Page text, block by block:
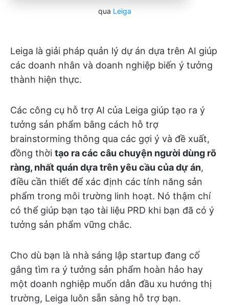
qua Leiga
Leiga là giải pháp quản lý dự án dựa trên AI giúp
các doanh nhân và doanh nghiệp biến ý tưởng
thành hiện thực.
Các công cụ hỗ trợ AI của Leiga giúp tạo ra ý
tưởng sản phẩm bằng cách hỗ trợ
brainstorming thông qua các gợi ý và đề xuất,
đồng thời tạo ra các câu chuyện người dùng rõ
ràng, nhất quán dựa trên yêu cầu của dự án,
điều cần thiết để xác định các tính năng sản
phẩm trong môi trường linh hoạt. Nó thậm chí
có thể giúp bạn tạo tài liệu PRD khi bạn đã có ý
tưởng sản phẩm vững chắc.
Cho dù bạn là nhà sáng lập startup đang cố
gắng tìm ra ý tưởng sản phẩm hoàn hảo hay
một doanh nghiệp muốn dẫn đầu xu hướng thị
trường, Leiga luôn sẵn sàng hỗ trợ bạn.